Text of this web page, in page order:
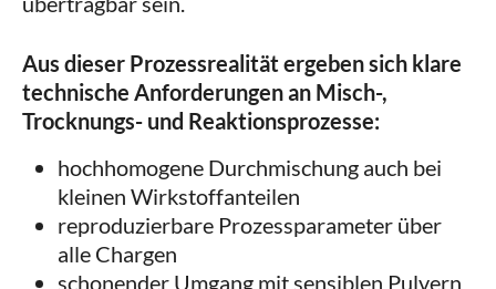
Aus dieser Prozessrealität ergeben sich klare
technische Anforderungen an Misch-,
Trocknungs- und Reaktionsprozesse:
hochhomogene Durchmischung auch bei
kleinen Wirkstoffanteilen
reproduzierbare Prozessparameter über
alle Chargen
schonender Umgang mit sensiblen Pulvern